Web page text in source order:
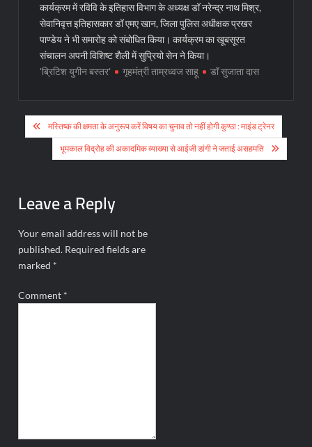
कार्यक्रम में रविवि के इतिहास विभाग के अध्यक्ष डॉ नरेन्द्र नाथ मिश्र,
सेवानिवृत्त इतिहासकार डॉ एमए खान, जिला पुलिस अधीक्षक प्रखर
पाण्डेय ने भी समारोह को संबोधित किया। कार्यक्रम का खूबसूरत
संचालन अपनी विशिष्ट शैली में सुप्रियो सेन ने किया।
'ब्रिटिश युगीन बस्तर'
गृहमंत्री ताम्रध्वज साहू डॉ सुजाता दास
Post
navigation
मस्तिष्क की क्षमता के अनुरूप करें विषय का चुनाव तो नहीं होगी कुण्ठा : माइंड ट्रेनर
भूमकाल विद्रोह की अकादमिक व्याख्या से आईजी डांगी ने जताई असहमति
Leave a Reply
Your email address will not be
published. Required fields are
marked *
Comment *